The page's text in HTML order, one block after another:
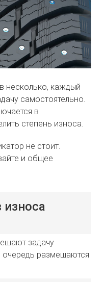
несколько, каждый
самостоятельно.
в
степень износа.
не стоит.
и общее
задачу
размещаются